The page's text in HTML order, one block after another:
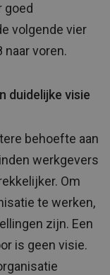
goed
volgende vier
voren.
duidelijke visie
behoefte aan
werkgevers
Om
te werken,
zijn. Een
is geen visie.